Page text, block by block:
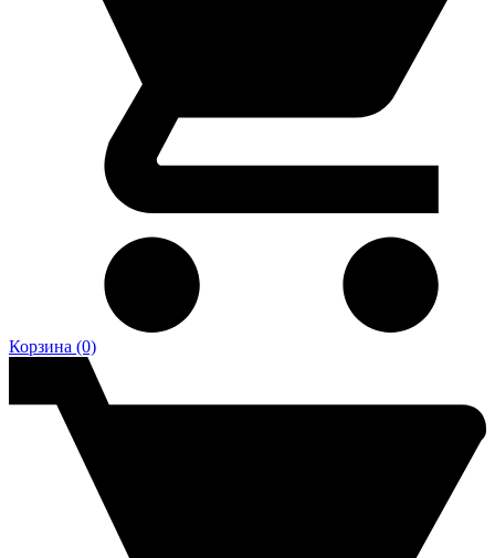
Корзина (0)